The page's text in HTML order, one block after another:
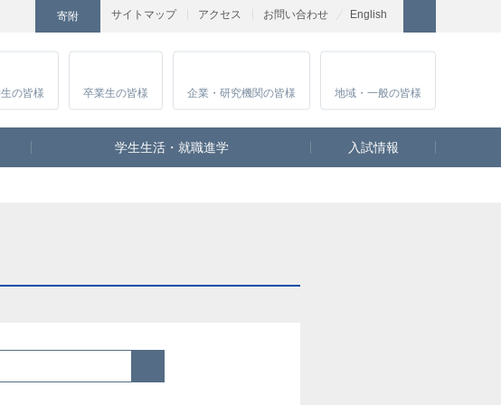
サイトマップ アクセス お問い合わせ
寄附 English
Instagram
の皆様 卒業生の皆様 企業・研究機関の皆様 地域・一般の皆様
学生生活・就職進学 入試情報